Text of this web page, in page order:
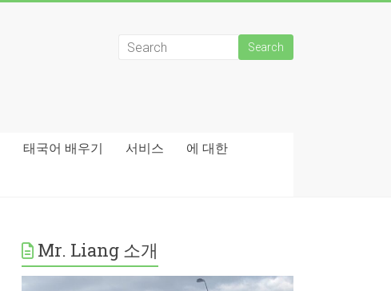
태국어 배우기 서비스 에 대한
Mr. Liang 소개